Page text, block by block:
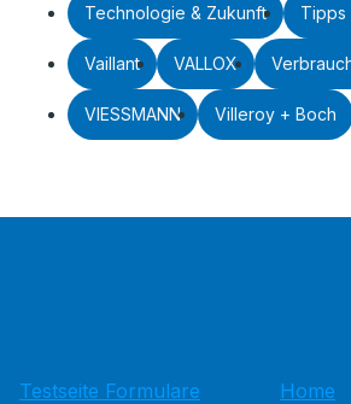
Technologie & Zukunft Tipps
Vaillant VALLOX
VIESSMANN Villeroy + Boch
Testseite Formulare
Home